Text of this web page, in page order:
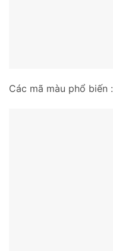
Các mã màu phổ biến :